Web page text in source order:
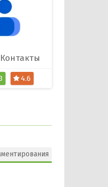
4.6